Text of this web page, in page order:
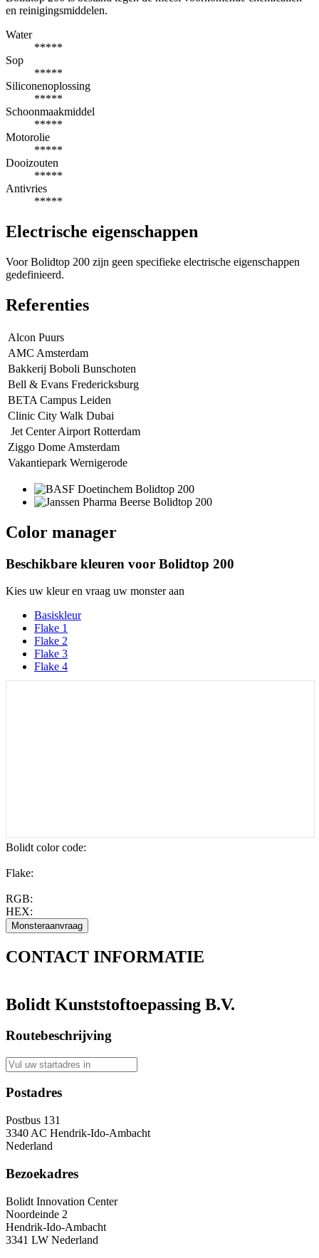
en reinigingsmiddelen.
Water
*****
Sop
*****
Siliconenoplossing
*****
Schoonmaakmiddel
*****
Motorolie
*****
Dooizouten
*****
Antivries
*****
Electrische eigenschappen
Voor Bolidtop 200 zijn geen specifieke electrische eigenschappen
gedefinieerd.
Referenties
Alcon Puurs
AMC Amsterdam
Bakkerij Boboli Bunschoten
Bell & Evans Fredericksburg
BETA Campus Leiden
Clinic City Walk Dubai
Jet Center Airport Rotterdam
Ziggo Dome Amsterdam
Vakantiepark Wernigerode
Color manager
Beschikbare kleuren voor Bolidtop 200
Kies uw kleur en vraag uw monster aan
Basiskleur
Flake 1
Flake 2
Flake 3
Flake 4
Bolidt color code:
Flake:
RGB:
HEX:
CONTACT INFORMATIE
Bolidt Kunststoftoepassing B.V.
Routebeschrijving
Postadres
Postbus 131
3340 AC Hendrik-Ido-Ambacht
Nederland
Bezoekadres
Bolidt Innovation Center
Noordeinde 2
Hendrik-Ido-Ambacht
3341 LW Nederland